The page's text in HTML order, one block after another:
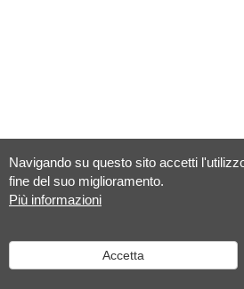
Navigando su questo sito accetti
fine del suo miglioramento.
Più informazioni
Accetta